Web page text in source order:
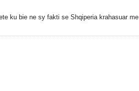
ku bie ne sy fakti se Shqiperia krahasuar me